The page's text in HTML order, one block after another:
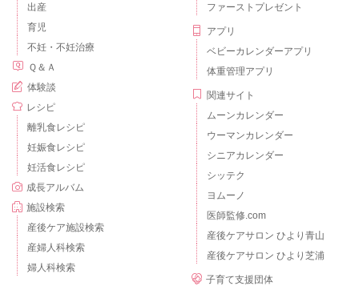
出産
育児
不妊・不妊治療
Ｑ＆Ａ
体験談
レシピ
離乳食レシピ
妊娠食レシピ
妊活食レシピ
成長アルバム
施設検索
産後ケア施設検索
産婦人科検索
婦人科検索
ファーストプレゼント
アプリ
ベビーカレンダーアプリ
体重管理アプリ
関連サイト
ムーンカレンダー
ウーマンカレンダー
シニアカレンダー
シッテク
ヨムーノ
医師監修.com
産後ケアサロン ひより青山
産後ケアサロン ひより芝浦
子育て支援団体